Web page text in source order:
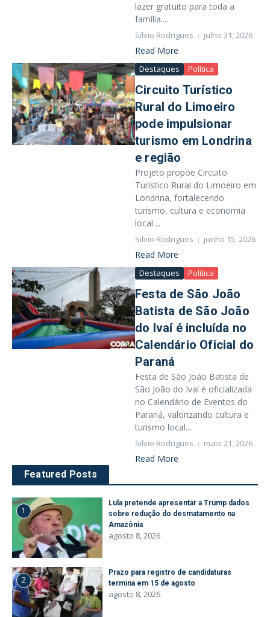
lazer gratuito para toda a
família....
Silvio Rodrigues julho 31, 2026
Read More
Destaques Política
Circuito Turístico
Rural do Limoeiro
pode impulsionar
turismo em Londrina
e região
Projeto propõe Circuito
Turístico Rural do Limoeiro em
Londrina, fortalecendo
turismo, cultura e economia
local....
Silvio Rodrigues junho 15, 2026
Read More
Destaques Política
Festa de São João
Batista de São João
do Ivaí é incluída no
Calendário Oficial do
Paraná
Festa de São João Batista de
São João do Ivaí é oficializada
no Calendário de Eventos do
Paraná, valorizando cultura e
turismo local....
Silvio Rodrigues maio 21, 2026
Read More
Featured Posts
1
Lula pretende apresentar a Trump dados
sobre redução do desmatamento na
Amazônia
agosto 8, 2026
2
Prazo para registro de candidaturas
termina em 15 de agosto
agosto 8, 2026